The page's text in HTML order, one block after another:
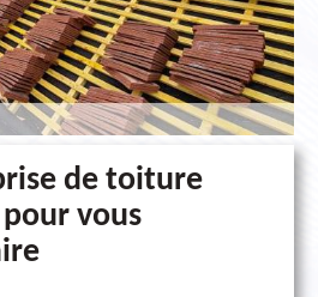
de toiture
vous